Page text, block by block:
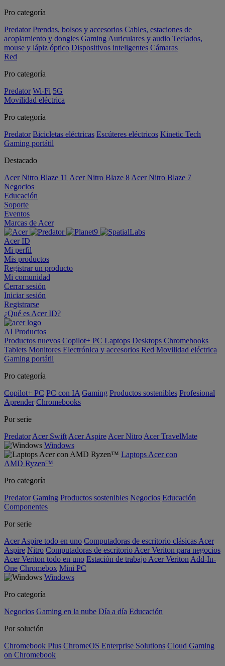
Pro categoría
Predator Prendas, bolsos y accesorios Cables, estaciones de
acoplamiento y dongles Gaming Auriculares y audio Teclados,
mouse y lápiz óptico Dispositivos inteligentes Cámaras
Red
Pro categoría
Predator Wi-Fi 5G
Movilidad eléctrica
Pro categoría
Predator Bicicletas eléctricas Escúteres eléctricos Kinetic Tech
Gaming portátil
Destacado
Acer Nitro Blaze 11 Acer Nitro Blaze 8 Acer Nitro Blaze 7
Negocios
Educación
Soporte
Eventos
Marcas de Acer
Acer ID
Mi perfil
Mis productos
Registrar un producto
Mi comunidad
Cerrar sesión
Iniciar sesión
Registrarse
¿Qué es Acer ID?
AI Productos
Productos nuevos Copilot+ PC Laptops Desktops Chromebooks
Tablets Monitores Electrónica y accesorios Red Movilidad eléctrica
Gaming portátil
Pro categoría
Copilot+ PC PC con IA Gaming Productos sostenibles Profesional
Aprender Chromebooks
Por serie
Predator Acer Swift Acer Aspire Acer Nitro Acer TravelMate
Windows
Laptops Acer con
AMD Ryzen™
Pro categoría
Predator Gaming Productos sostenibles Negocios Educación
Componentes
Por serie
Acer Aspire todo en uno Computadoras de escritorio clásicas Acer
Aspire Nitro Computadoras de escritorio Acer Veriton para negocios
Acer Veriton todo en uno Estación de trabajo Acer Veriton Add-In-
One Chromebox Mini PC
Windows
Pro categoría
Negocios Gaming en la nube Día a día Educación
Por solución
Chromebook Plus ChromeOS Enterprise Solutions Cloud Gaming
on Chromebook